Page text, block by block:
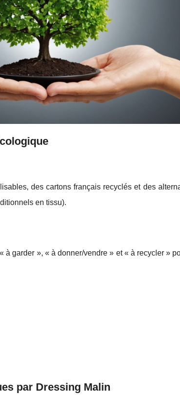
des cartons français recyclés et des
en tissu).
à garder », « à donner/vendre » et « à recycler »
par Dressing Malin